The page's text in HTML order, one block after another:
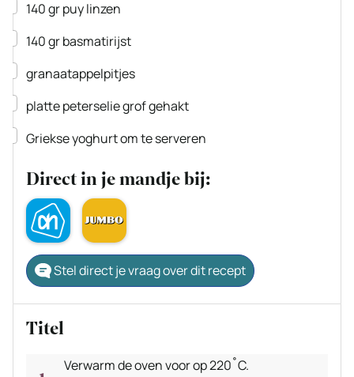
▢
140grpuy linzen
▢
140grbasmatirijst
▢
granaatappelpitjes
▢
platte peterseliegrof gehakt
▢
Griekse yoghurtom te serveren
Direct in je mandje bij:
Stel direct je vraag over dit recept
Titel
Verwarm de oven voor op 220˚C.